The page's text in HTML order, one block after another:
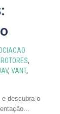
,
, VANT,
e descubra o